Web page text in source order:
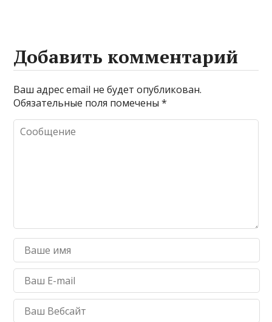
Добавить комментарий
Ваш адрес email не будет опубликован.
Обязательные поля помечены*